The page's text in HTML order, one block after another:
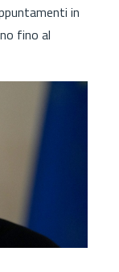
in
fino al